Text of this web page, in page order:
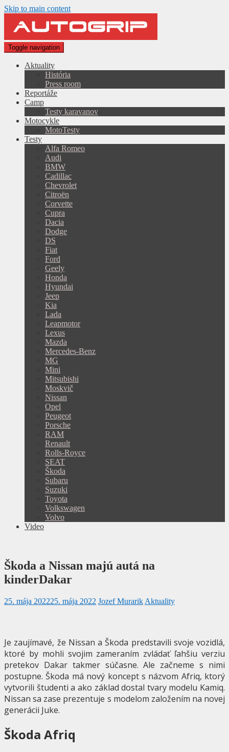
Skip to main content
Toggle navigation
Aktuality
História
Press room
Reportáže
Camp
Testy karavanov
Motocykle
MotoTesty
Testy
Alfa Romeo
Audi
BMW
Cadillac
Chevrolet
Citroën
Corvette
Cupra
Dacia
Dodge
DS
Fiat
Ford
Geely
Honda
Hyundai
Jeep
Kia
Lada
Leapmotor
Lexus
Mazda
Mercedes-Benz
MG
Mini
Mitsubishi
Moskvič
Nissan
Opel
Peugeot
Porsche
RAM
Renault
Rolls-Royce
SEAT
Škoda
Subaru
Suzuki
Toyota
Volkswagen
Volvo
Video
Škoda a Nissan majú autá na
kinderDakar
25. mája 202225. mája 2022 Jozef Murarik Aktuality
Je zaujímavé, že Nissan a Škoda predstavili svoje vozidlá,
ktoré by mohli svojim zameraním zvládať ľahšiu verziu
pretekov Dakar takmer súčasne. Ale začneme s nimi
postupne. Škoda má nový koncept s názvom Afriq, ktorý
vytvorili študenti a ako základ dostal tvary modelu Kamiq.
Nissan sa zase prezentuje s modelom založením na novej
generácii Juke.
Škoda Afriq